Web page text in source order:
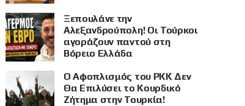
Ξεπουλάνε την
Αλεξανδρούπολη! Οι Τούρκοι
αγοράζουν παντού στη
Βόρειο Ελλάδα
Ο Αφοπλισμός του PKK Δεν
Θα Επιλύσει το Κουρδικό
Ζήτημα στην Τουρκία!